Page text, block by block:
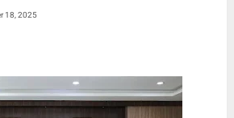
18, 2025